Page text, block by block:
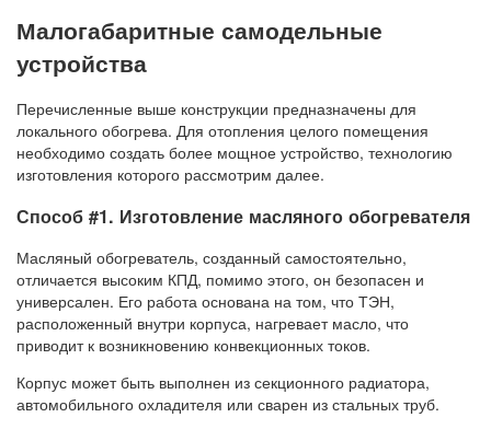
Малогабаритные самодельные
устройства
Перечисленные выше конструкции предназначены для
локального обогрева. Для отопления целого помещения
необходимо создать более мощное устройство, технологию
изготовления которого рассмотрим далее.
Способ #1. Изготовление масляного обогревателя
Масляный обогреватель, созданный самостоятельно,
отличается высоким КПД, помимо этого, он безопасен и
универсален. Его работа основана на том, что ТЭН,
расположенный внутри корпуса, нагревает масло, что
приводит к возникновению конвекционных токов.
Корпус может быть выполнен из секционного радиатора,
автомобильного охладителя или сварен из стальных труб.